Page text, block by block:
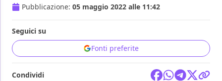
Pubblicazione: 05 maggio 2022 alle 11:42
Seguici su
Fonti preferite
Condividi